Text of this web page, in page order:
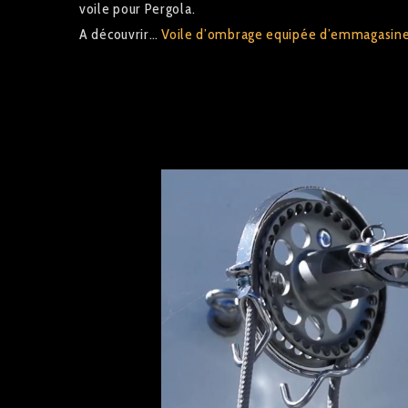
voile pour Pergola.
A découvrir…Voile d’ombrage equipée